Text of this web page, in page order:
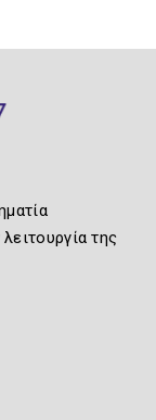
της